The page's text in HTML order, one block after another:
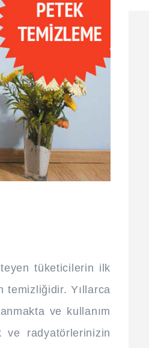
tüketicilerin ilk
temizliğidir. Yıllarca
ve kullanım
ve radyatörlerinizin